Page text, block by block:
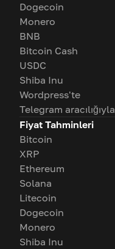
Dogecoin
Monero
BNB
Bitcoin Cash
USDC
Shiba Inu
Wordpress'te
Telegram aracılığıyla
Fiyat Tahminleri
Bitcoin
XRP
Ethereum
Solana
Litecoin
Dogecoin
Monero
Shiba Inu